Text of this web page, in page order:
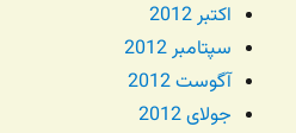
اکتبر 2012
سپتامبر 2012
آگوست 2012
جولای 2012